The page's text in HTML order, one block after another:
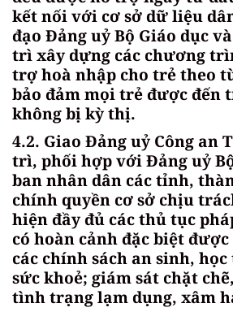
kết nối với cơ sở dữ liệu
đạo Đảng uỷ Bộ Giáo dục
trì xây dựng các chương
trợ hoà nhập cho trẻ theo
bảo đảm mọi trẻ được đến
không bị kỳ thị.
4.2. Giao Đảng uỷ Công an
trì, phối hợp với Đảng uỷ
ban nhân dân các tỉnh,
chính quyền cơ sở chịu
hiện đầy đủ các thủ tục
có hoàn cảnh đặc biệt
các chính sách an sinh, học
sức khoẻ; giám sát chặt
tình trạng lạm dụng, xâm